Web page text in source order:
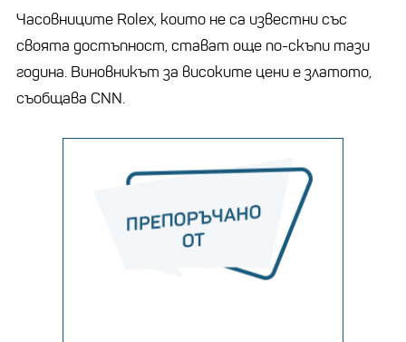
Часовниците Rolex, които не са известни със
своята достъпност, стават още по-скъпи тази
година. Виновникът за високите цени е златото,
съобщава CNN.